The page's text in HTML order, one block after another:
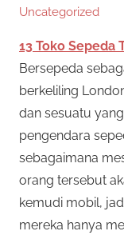
Uncategorized
13 Toko Sepeda
Bersepeda
berkeliling
dan sesuatu
pengendara
sebagaimana
orang tersebut
kemudi mobil,
mereka hanya